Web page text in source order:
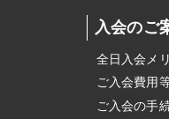
入会のご
全日入会メ
ご入会費用
ご入会の手